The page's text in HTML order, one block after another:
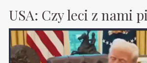
USA: Czy leci z nami